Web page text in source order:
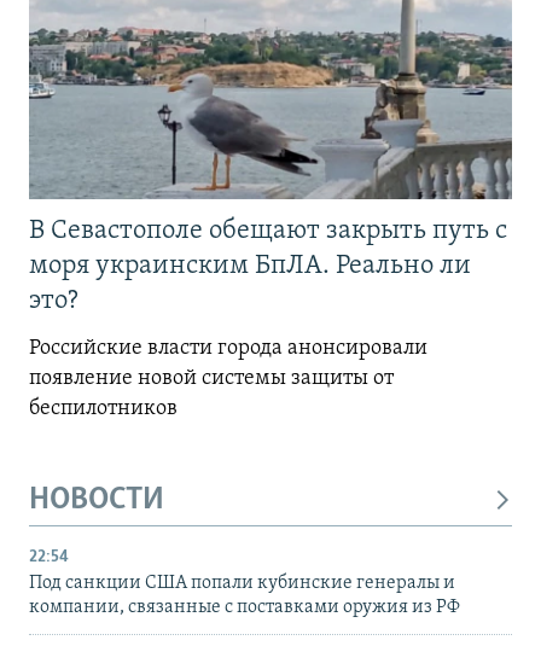
В Севастополе обещают закрыть путь с
моря украинским БпЛА. Реально ли
это?
Российские власти города анонсировали
появление новой системы защиты от
беспилотников
НОВОСТИ
22:54
Под санкции США попали кубинские генералы и
компании, связанные с поставками оружия из РФ